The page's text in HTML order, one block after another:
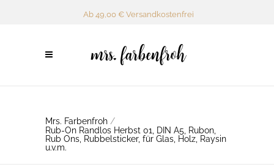
Ab 49,00 € Versandkostenfrei
Mrs. Farbenfroh /
Rub-On Randlos Herbst 01, DIN A5, Rubon,
Rub Ons, Rubbelsticker, für Glas, Holz, Raysin
u.v.m.